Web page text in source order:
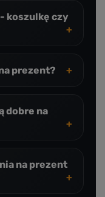
koszulkę czy
prezent?
dobre na
na prezent